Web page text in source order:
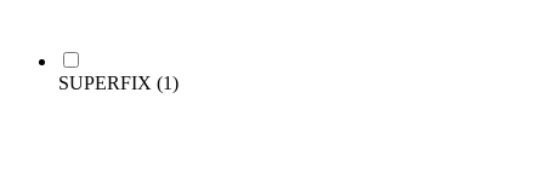
SUPERFIX (1)